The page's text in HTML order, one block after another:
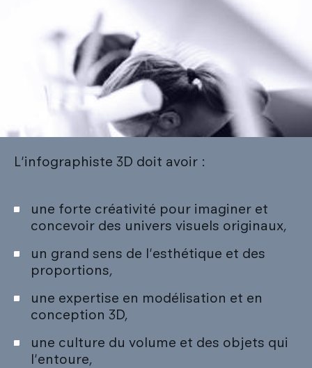
L'infographiste 3D doit avoir :
une forte créativité pour imaginer et
concevoir des univers visuels originaux,
un grand sens de l'esthétique et des
proportions,
une expertise en modélisation et en
conception 3D,
une culture du volume et des objets qui
l'entoure,